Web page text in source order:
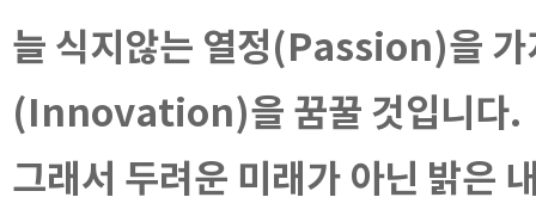
늘 식지않는 열정(Passion)을 가
(Innovation)을 꿈꿀 것입니다.
그래서 두려운 미래가 아닌 밝은